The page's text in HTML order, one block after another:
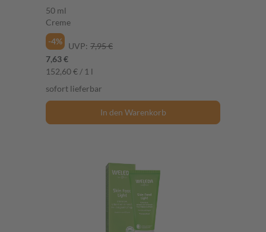
50 ml
Creme
-4%
UVP: 7,95 €
7,63 €
152,60 € / 1 l
sofort lieferbar
In den Warenkorb